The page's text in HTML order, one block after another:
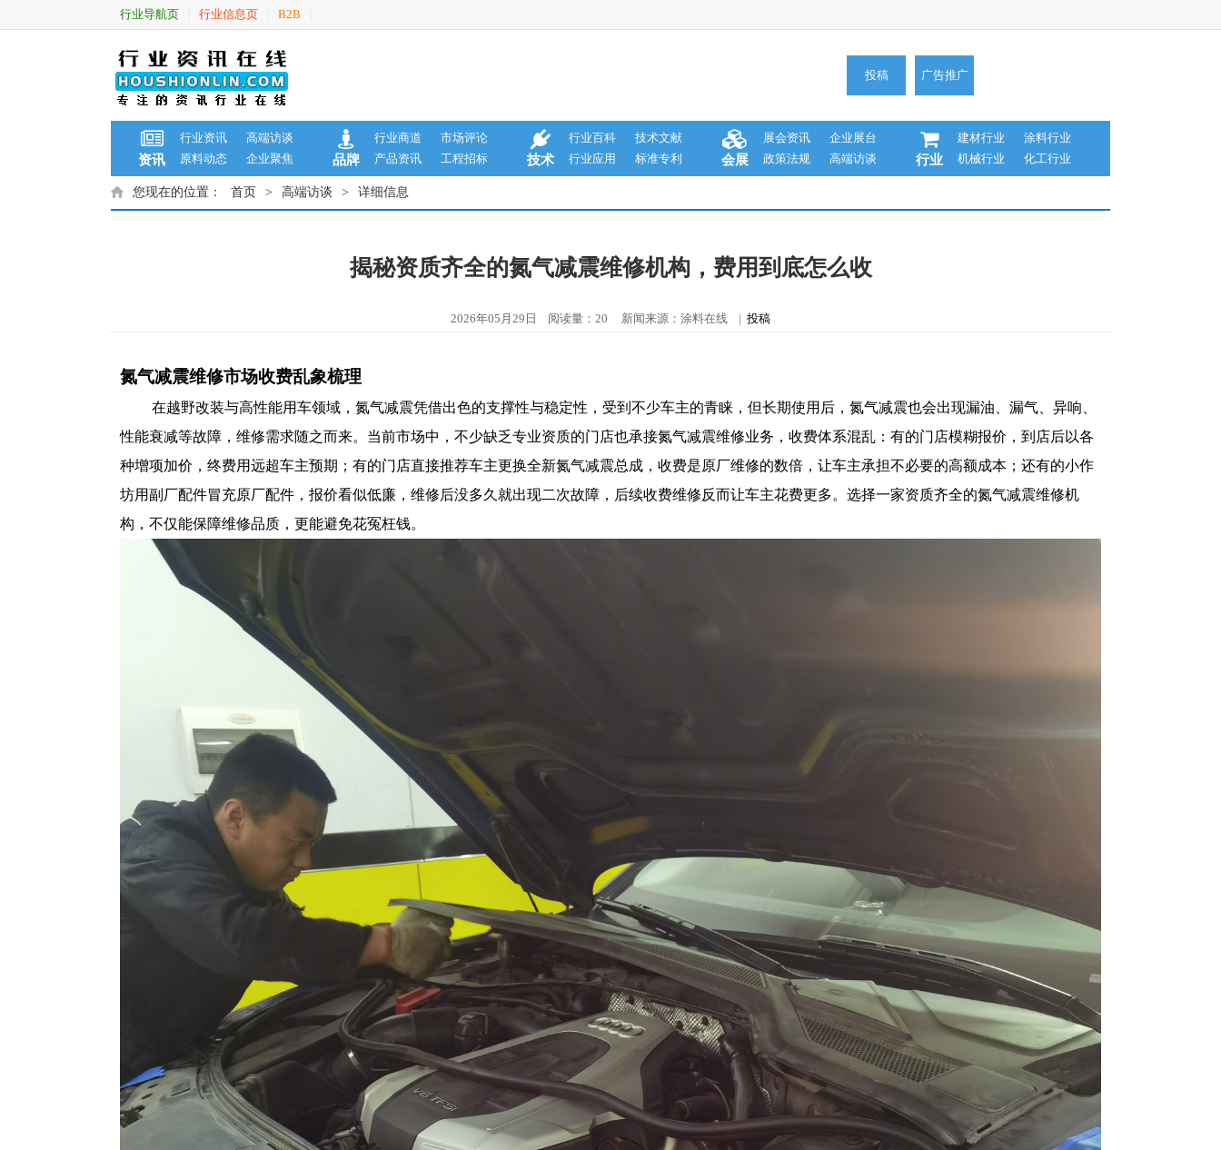
行业导航页 行业信息页 B2B
投稿 广告推广
资讯
行业资讯
高端访谈
原料动态
企业聚焦 品牌
行业商道
市场评论
产品资讯
工程招标 技术
行业百科
技术文献
行业应用
标准专利 会展
展会资讯
企业展台
政策法规
高端访谈 行业
建材行业
涂料行业
机械行业
化工行业
您现在的位置： 首页 > 高端访谈 > 详细信息
揭秘资质齐全的氮气减震维修机构，费用到底怎么收
2026年05月29日 阅读量：20 新闻来源：涂料在线 | 投稿
氮气减震维修市场收费乱象梳理
在越野改装与高性能用车领域，氮气减震凭借出色的支撑性与稳定性，受到不少车主的青睐，但长期使用后，氮气减震也会出现漏油、漏气、异响、
性能衰减等故障，维修需求随之而来。当前市场中，不少缺乏专业资质的门店也承接氮气减震维修业务，收费体系混乱：有的门店模糊报价，到店后以各
种增项加价，终费用远超车主预期；有的门店直接推荐车主更换全新氮气减震总成，收费是原厂维修的数倍，让车主承担不必要的高额成本；还有的小作
坊用副厂配件冒充原厂配件，报价看似低廉，维修后没多久就出现二次故障，后续收费维修反而让车主花费更多。选择一家资质齐全的氮气减震维修机
构，不仅能保障维修品质，更能避免花冤枉钱。